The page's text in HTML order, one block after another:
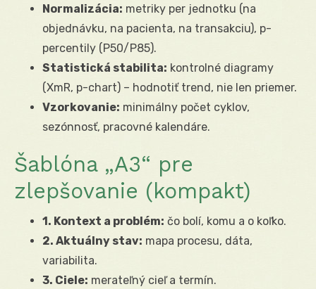
Normalizácia: metriky per jednotku (na
objednávku, na pacienta, na transakciu), p-
percentily (P50/P85).
Statistická stabilita: kontrolné diagramy
(XmR, p-chart) – hodnotiť trend, nie len priemer.
Vzorkovanie: minimálny počet cyklov,
sezónnosť, pracovné kalendáre.
Šablóna „A3“ pre
zlepšovanie (kompakt)
1. Kontext a problém: čo bolí, komu a o koľko.
2. Aktuálny stav: mapa procesu, dáta,
variabilita.
3. Ciele: merateľný cieľ a termín.